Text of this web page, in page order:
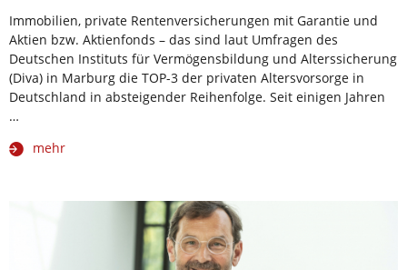
Immobilien, private Rentenversicherungen mit Garantie und
Aktien bzw. Aktienfonds – das sind laut Umfragen des
Deutschen Instituts für Vermögensbildung und Alterssicherung
(Diva) in Marburg die TOP-3 der privaten Altersvorsorge in
Deutschland in absteigender Reihenfolge. Seit einigen Jahren
…
mehr